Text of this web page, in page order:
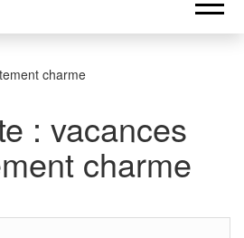
charme
: vacances
charme